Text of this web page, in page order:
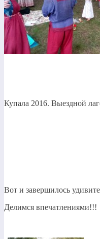
Купала 2016. Выездной
Вот и завершилось
Делимся впечатлениями!!!